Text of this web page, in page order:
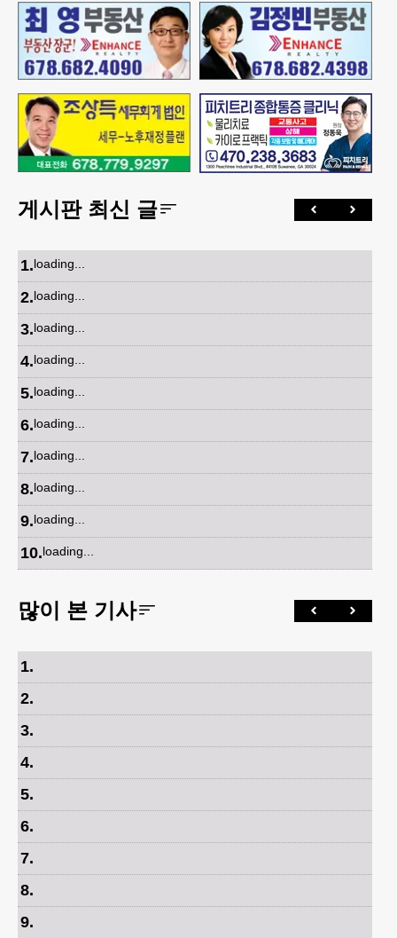
게시판 최신 글
1.loading...
2.loading...
3.loading...
4.loading...
5.loading...
6.loading...
7.loading...
8.loading...
9.loading...
10.loading...
많이 본 기사
1.
2.
3.
4.
5.
6.
7.
8.
9.